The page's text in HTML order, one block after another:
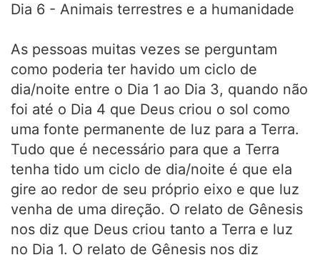
Dia 6 - Animais terrestres e a humanidade
As pessoas muitas vezes se perguntam
como poderia ter havido um ciclo de
dia/noite entre o Dia 1 ao Dia 3, quando não
foi até o Dia 4 que Deus criou o sol como
uma fonte permanente de luz para a Terra.
Tudo que é necessário para que a Terra
tenha tido um ciclo de dia/noite é que ela
gire ao redor de seu próprio eixo e que luz
venha de uma direção. O relato de Gênesis
nos diz que Deus criou tanto a Terra e luz
no Dia 1. O relato de Gênesis nos diz